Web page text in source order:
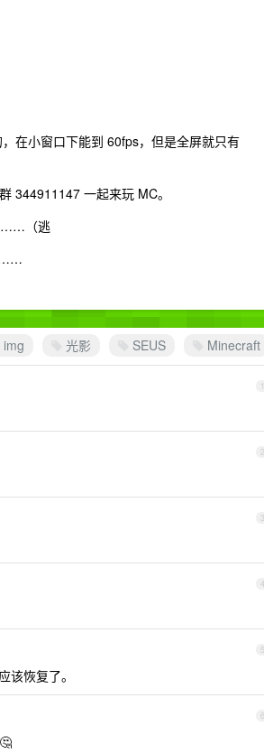
在小窗口下能到 60fps，但是全屏就只有
344911147 一起来玩 MC。
……（逃
……
img 光影 SEUS Minecraft
1
2
3
4
5
该恢复了。
6